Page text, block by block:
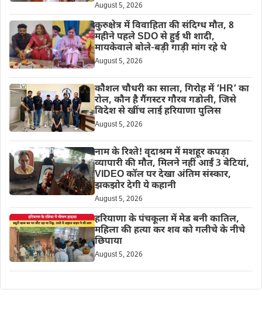
August 5, 2026
कुरुक्षेत्र में विवाहिता की संदिग्ध मौत, 8
महीने पहले SDO से हुई थी शादी,
मायकेवाले बोले-बड़ी गाड़ी मांग रहे थे
August 5, 2026
कौशल चौधरी का साला, गिरोह में ‘HR’ का
रोल, कौन है गैंगस्टर गौरव गडोली, जिसे
विदेश से खींच लाई हरियाणा पुलिस
August 5, 2026
नाम के रिश्ते! वृदाश्रम में मशहूर कपड़ा
व्यापारी की मौत, मिलने नहीं आईं 3 बेटियां,
VIDEO कॉल पर देखा अंतिम संस्कार,
झकझोर देगी ये कहानी
August 5, 2026
हरियाणा के पंचकूला में मेड बनी कातिल,
महिला की हत्या कर शव को गलीचे के नीचे
छिपाया
August 5, 2026